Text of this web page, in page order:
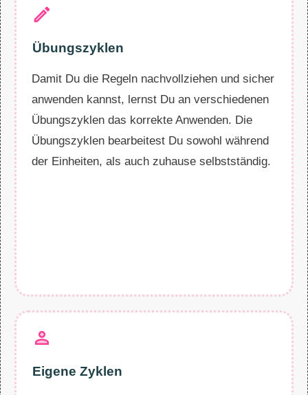
Übungszyklen
Damit Du die Regeln nachvollziehen und sicher
anwenden kannst, lernst Du an verschiedenen
Übungszyklen das korrekte Anwenden. Die
Übungszyklen bearbeitest Du sowohl während
der Einheiten, als auch zuhause selbstständig.
Eigene Zyklen